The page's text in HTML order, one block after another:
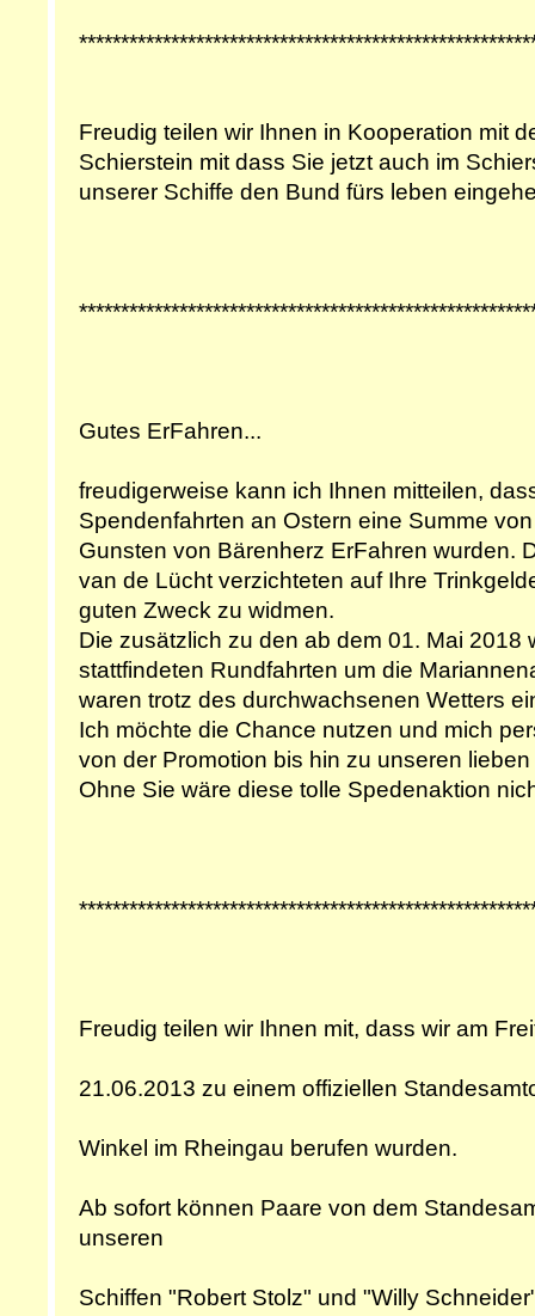
Freudig teilen wir Ihnen in Kooperation mit
Schierstein mit dass Sie jetzt auch im
unserer Schiffe den Bund fürs leben
Gutes ErFahren...
freudigerweise kann ich Ihnen mitteilen,
Spendenfahrten an Ostern eine Summe
Gunsten von Bärenherz ErFahren wurden.
van de Lücht verzichteten auf Ihre
guten Zweck zu widmen.
Die zusätzlich zu den ab dem 01. Mai 2018
stattfindeten Rundfahrten um die
waren trotz des durchwachsenen Wetters
Ich möchte die Chance nutzen und mich
von der Promotion bis hin zu unseren
Ohne Sie wäre diese tolle Spedenaktion
Freudig teilen wir Ihnen mit, dass wir am
21.06.2013 zu einem offiziellen
Winkel im Rheingau berufen wurden.
Ab sofort können Paare von dem
unseren
Schiffen "Robert Stolz" und "Willy